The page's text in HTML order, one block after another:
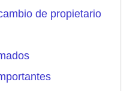
de propietario